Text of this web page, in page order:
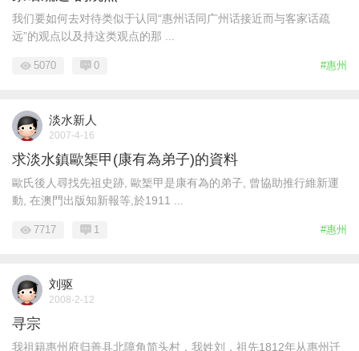
我们要如何去对待类似于认同“惠州话同广州话接近而与客家话疏
远”的观点以及持这类观点的那 ...
#惠州
5070 0
淡水新人
2007-4-16
求淡水鎮歐榘甲(康有為弟子)的資料
歐氏後人尋找先祖史跡, 歐榘甲是康有為的弟子, 曾協助推行維新運
動, 在澳門出版知新報等,於1911 ...
#惠州
7717 1
刘驱
2008-2-12
寻宗
我祖籍惠州府归善县北障角简头村，我姓刘，祖先1812年从惠州迁